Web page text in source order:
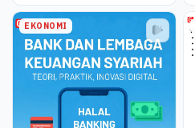
EKONOMI